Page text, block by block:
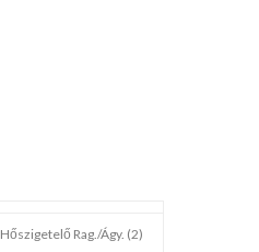
Hőszigetelő Rag./ágy. (2)